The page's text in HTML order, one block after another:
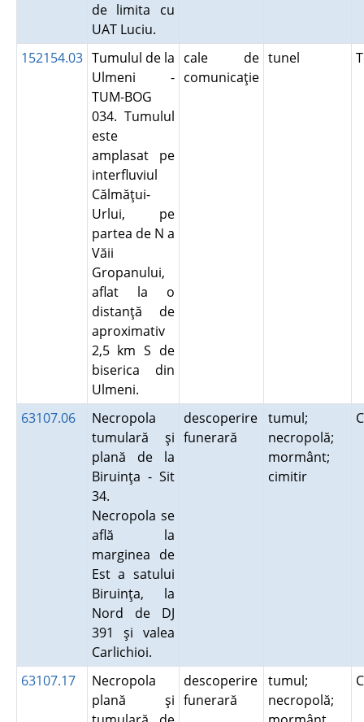
de limita cu
UAT Luciu.
152154.03 Tumulul de la
Ulmeni -
TUM-BOG
034. Tumulul
este
amplasat pe
interfluviul
Călmăţui-
Urlui, pe
partea de N a
Văii
Gropanului,
aflat la o
distanţă de
aproximativ
2,5 km S de
biserica din
Ulmeni.
cale de
comunicaţie
tunel
63107.06
Necropola
tumulară şi
plană de la
Biruinţa - Sit
34.
Necropola se
află la
marginea de
Est a satului
Biruinţa, la
Nord de DJ
391 şi valea
Carlichioi.
descoperire
funerară
tumul;
necropolă;
mormânt;
cimitir
63107.17
Necropola
plană şi
descoperire
funerară
tumul;
necropolă;